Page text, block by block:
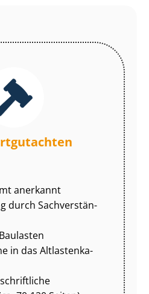
anerkannt
durch Sach­ver­stän­
in das Alt­las­ten­ka­